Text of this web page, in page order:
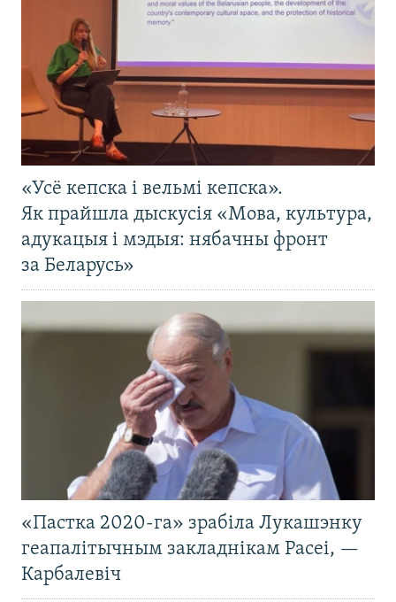
«Усё кепска і вельмі кепска».
Як прайшла дыскусія «Мова, культура,
адукацыя і мэдыя: нябачны фронт
за Беларусь»
«Пастка 2020-га» зрабіла Лукашэнку
геапалітычным закладнікам Расеі, —
Карбалевіч